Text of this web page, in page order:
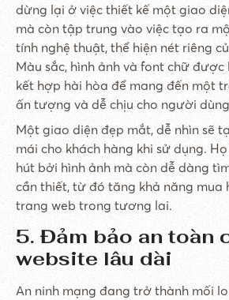
dừng lại ở việc thiết kế một giao
mà còn tập trung vào việc tạo ra
tính nghệ thuật, thể hiện nét riêng
Màu sắc, hình ảnh và font chữ
kết hợp hài hòa để mang đến một
ấn tượng và dễ chịu cho người
Một giao diện đẹp mắt, dễ nhìn sẽ
mái cho khách hàng khi sử dụng.
hút bởi hình ảnh mà còn dễ dàng
cần thiết, từ đó tăng khả năng mua
trang web trong tương lai.
5. Đảm bảo an toàn
website lâu dài
An ninh mạng đang trở thành mối